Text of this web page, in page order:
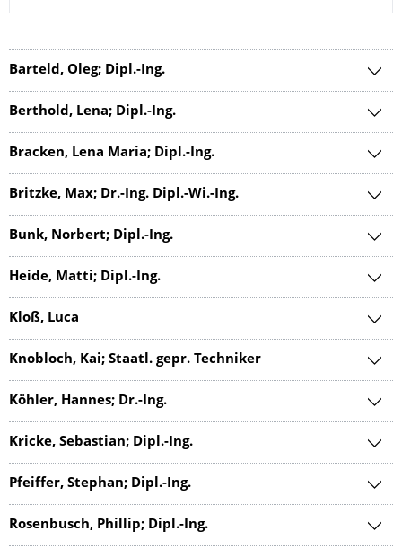
Barteld, Oleg; Dipl.-Ing.
Berthold, Lena; Dipl.-Ing.
Bracken, Lena Maria; Dipl.-Ing.
Britzke, Max; Dr.-Ing. Dipl.-Wi.-Ing.
Bunk, Norbert; Dipl.-Ing.
Heide, Matti; Dipl.-Ing.
Kloß, Luca
Knobloch, Kai; Staatl. gepr. Techniker
Köhler, Hannes; Dr.-Ing.
Kricke, Sebastian; Dipl.-Ing.
Pfeiffer, Stephan; Dipl.-Ing.
Rosenbusch, Phillip; Dipl.-Ing.